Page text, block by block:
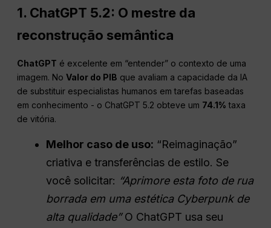
1. ChatGPT 5.2: O mestre da
reconstrução semântica
ChatGPT é excelente em “entender” o contexto de uma
imagem. NoValor do PIB que avaliam a capacidade da IA
de substituir especialistas humanos em tarefas baseadas
em conhecimento - o ChatGPT 5.2 obteve um 74.1% taxa
de vitória.
Melhor caso de uso: “Reimaginação”
criativa e transferências de estilo. Se
você solicitar: “Aprimore esta foto de rua
borrada em uma estética Cyberpunk de
alta qualidade”O ChatGPT usa seu